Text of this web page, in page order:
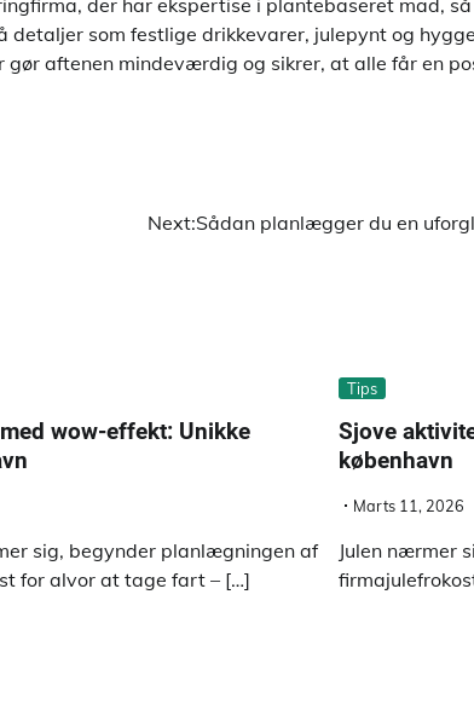
detaljer som festlige drikkevarer, julepynt og
gør aftenen mindeværdig og sikrer, at alle får en
Next:Sådan planlægger du en
wow-effekt: Unikke
sig, begynder planlægningen af
for alvor at tage fart – […]
Tips
Sjove
københavn
Marts 11, 2026
Julen nærmer